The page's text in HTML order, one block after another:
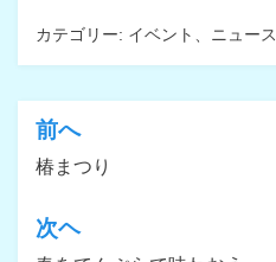
c
e
b
o
o
tt
er
e
カテゴリー: イベント 、 ニュース
投
稿
ナ
ビ
前へ
椿まつり
次ヘ